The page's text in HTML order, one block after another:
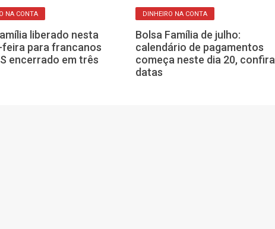
NA CONTA
liberado nesta
para francanos
encerrado em três
DINHEIRO NA CONTA
Bolsa Família de julho:
calendário de pagamentos
começa neste dia 20, confira
datas